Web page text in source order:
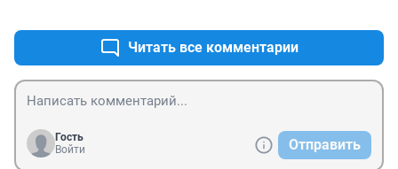
Читать все комментарии
Гость
Войти
Отправить